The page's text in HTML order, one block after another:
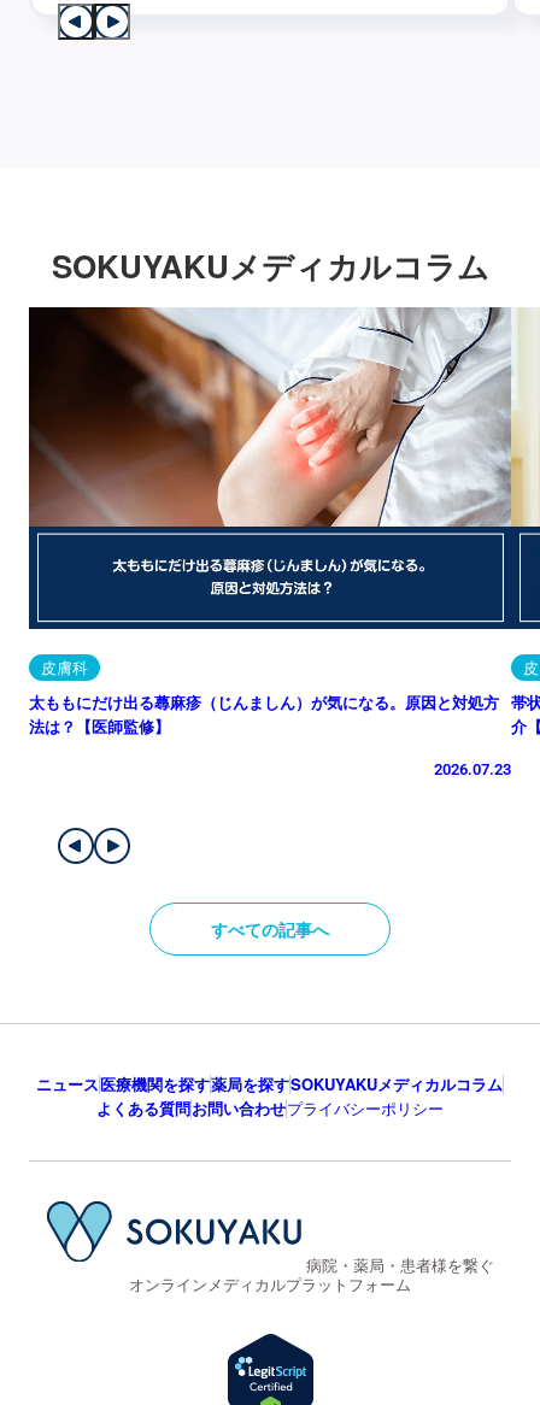
SOKUYAKUメディカルコラム
皮膚科
太ももにだけ出る蕁麻疹（じんましん）が気になる。原因と対処方
法は？【医師監修】
2026.07.23
帯
介
すべての記事へ
ニュース医療機関を探す薬局を探すSOKUYAKUメディカルコラム
よくある質問お問い合わせプライバシーポリシー
病院・薬局・患者様を繋ぐ
オンラインメディカルプラットフォーム